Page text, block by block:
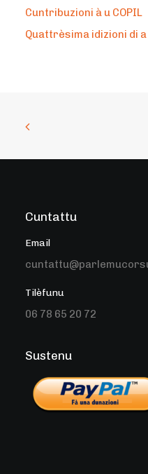
Cuntribuzioni à u COPIL
Quattrèsima idizioni di
Cuntattu
Email
Tilèfunu
06 78 65 20 72
Sustenu